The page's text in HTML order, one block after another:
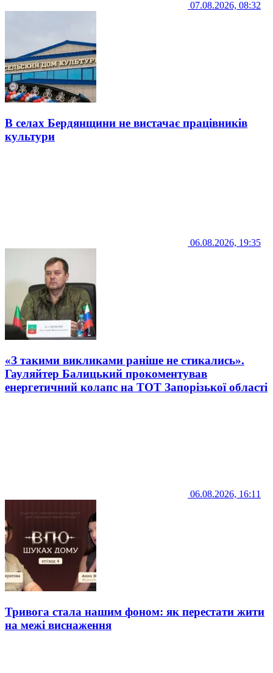
07.08.2026, 08:32
В селах Бердянщини не вистачає працівників
культури
06.08.2026, 19:35
«З такими викликами раніше не стикались».
Гауляйтер Балицький прокоментував
енергетичний колапс на ТОТ Запорізької області
06.08.2026, 16:11
Тривога стала нашим фоном: як перестати жити
на межі виснаження